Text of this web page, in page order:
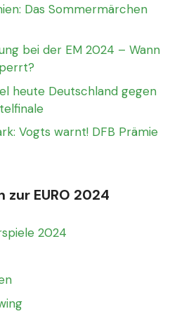
Das Sommermärchen
bei der EM 2024 – Wann
heute Deutschland gegen
Vogts warnt! DFB Prämie
zur EURO 2024
2024